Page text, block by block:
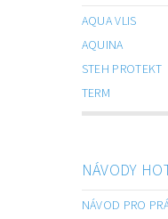
AQUA VLIS
AQUINA
STEH PROTEKT
TERM
NÁVODY
NÁVOD PRO